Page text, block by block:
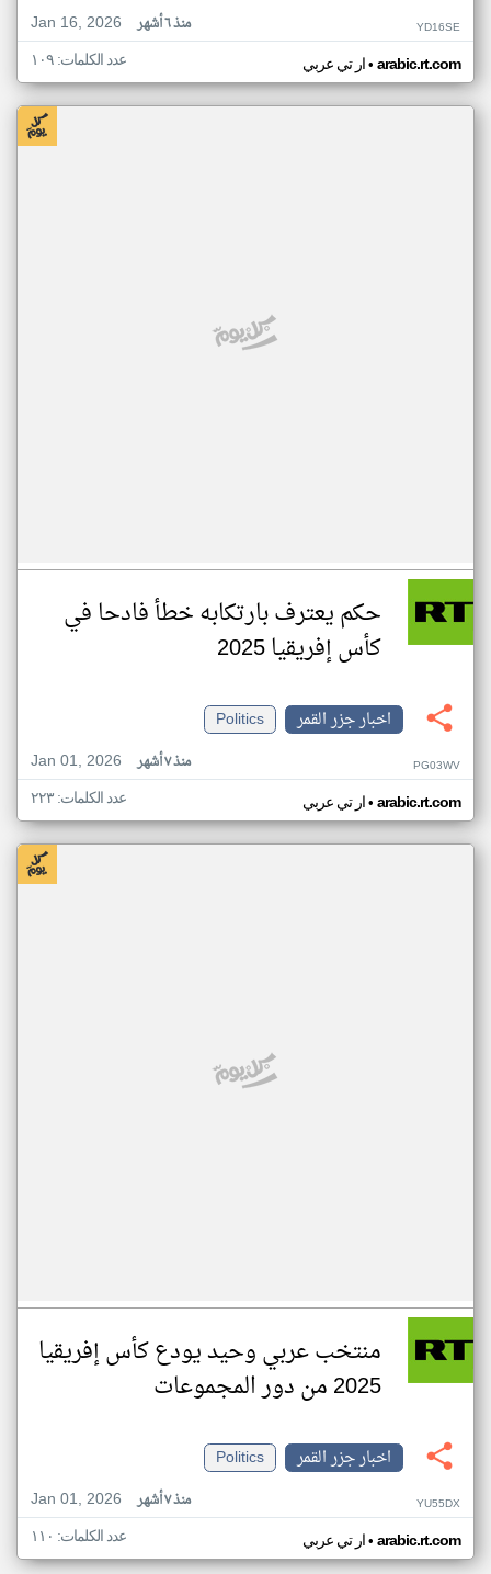
Jan 16, 2026
منذ ٦ أشهر YD16SE
ار تي عربي• arabic.rt.com عدد الكلمات: ١٠٩
حكم يعترف بارتكابه خطأ فادحا في
كأس إفريقيا 2025
اخبار جزر القمر
Politics
Jan 01, 2026
منذ ٧ أشهر PG03WV
ار تي عربي• arabic.rt.com عدد الكلمات: ٢٢٣
منتخب عربي وحيد يودع كأس إفريقيا
2025 من دور المجموعات
اخبار جزر القمر
Politics
Jan 01, 2026
منذ ٧ أشهر YU55DX
ار تي عربي• arabic.rt.com عدد الكلمات: ١١٠